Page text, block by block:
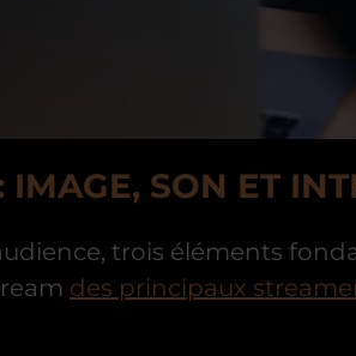
IMAGE, SON ET
trois éléments
des principaux